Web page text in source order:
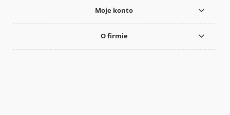
Moje konto
O firmie